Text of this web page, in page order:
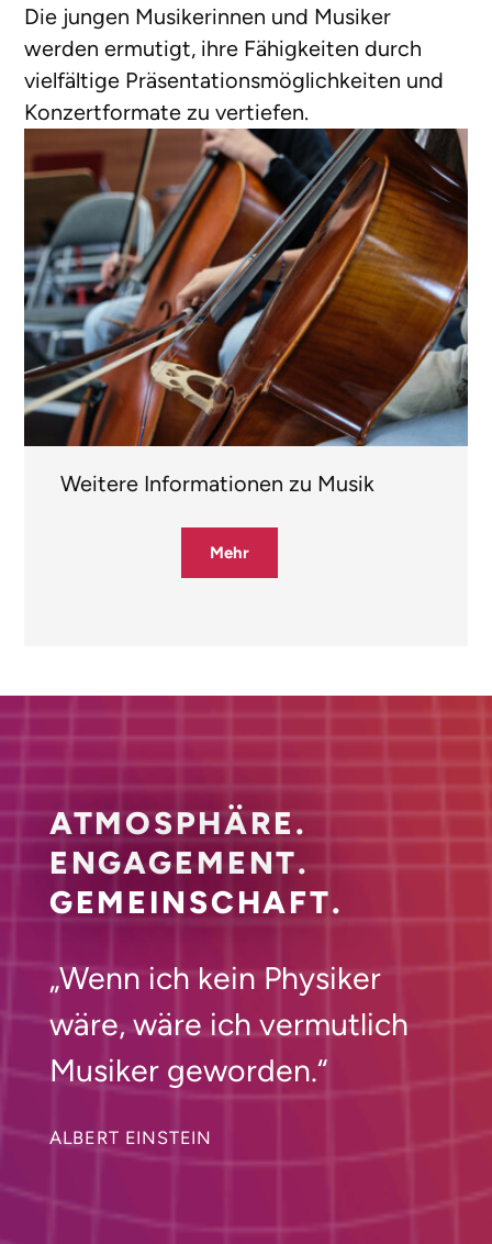
Die jungen Musikerinnen und Musiker
werden ermutigt, ihre Fähigkeiten durch
vielfältige Präsentationsmöglichkeiten und
Konzertformate zu vertiefen.
Weitere Informationen zu Musik
Mehr
ATMOSPHÄRE.
ENGAGEMENT.
GEMEINSCHAFT.
„Wenn ich kein Physiker
wäre, wäre ich vermutlich
Musiker geworden.“
ALBERT EINSTEIN